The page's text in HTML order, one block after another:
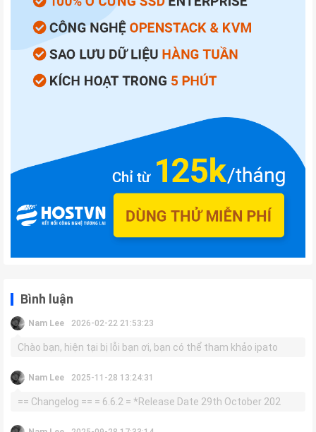
Bình luận
Nam Lee 2026-02-22 21:53:23
Chào bạn, hiện tại bị lỗi bạn ơi, bạn có thể tham khảo ipato
Nam Lee 2025-11-28 13:24:31
== Changelog == = 6.6.2 = *Release Date 29th October 202